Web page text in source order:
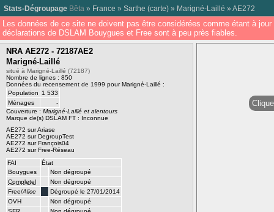
Stats-Dégroupage Bêta » France » Sarthe (carte) » Marigné-Laillé » AE272
Les données de ce site ne doivent pas être considérées comme étant à
déclarations de DSLAM Bouygues et Free sont à peu près fiables.
NRA AE272 - 72187AE2
Marigné-Laillé
situé à Marigné-Laillé (72187)
Nombre de lignes : 850
Données du recensement de 1999 pour Marigné-Laillé :
Population
1 533
Ménages
-
Couverture : Marigné-Laillé et alentours
Marque de(s) DSLAM FT : Inconnue
AE272 sur Ariase
AE272 sur DegroupTest
AE272 sur François04
AE272 sur Free-Réseau
FAI
État
Bouygues
Non dégroupé
Completel
Non dégroupé
Free/Alice
Dégroupé le 27/01/2014
OVH
Non dégroupé